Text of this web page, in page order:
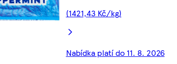
(1421,43 Kč/kg)
Nabídka platí do 11. 8. 2026